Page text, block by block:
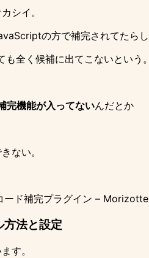
シイ。
の方で補完されてたらし
全く候補に出てこないという。
完機能が入ってないんだとか
ない。
ード補完プラグイン –
方法と設定
す。